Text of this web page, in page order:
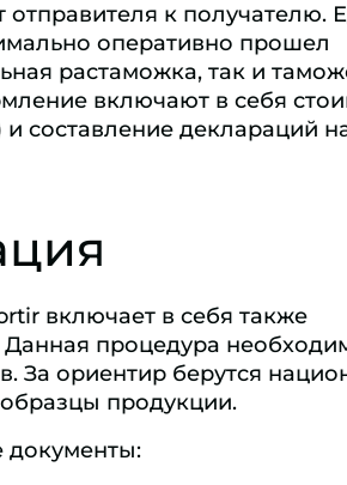
отправителя к получателю.
оперативно прошел
растаможка, так и
включают в себя
составление деклараций
включает в себя также
процедура
За ориентир берутся
продукции.